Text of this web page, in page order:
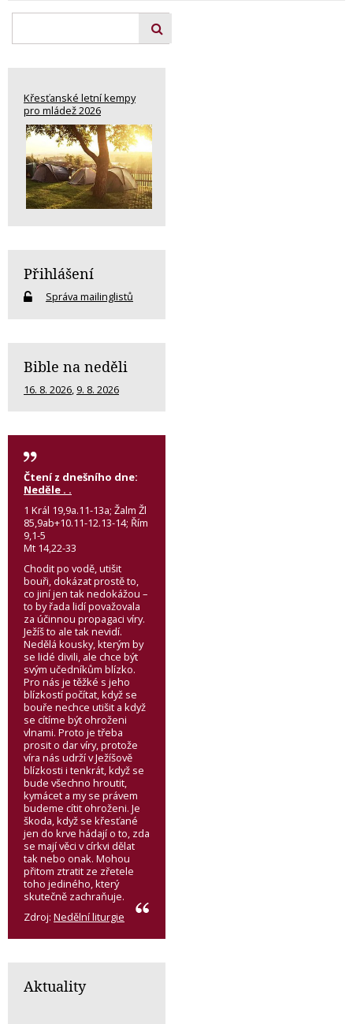
Křesťanské letní kempy
pro mládež 2026
Přihlášení
Správa mailinglistů
Bible na neděli
16. 8. 2026, 9. 8. 2026
Čtení z dnešního dne:
Neděle . .
1 Král 19,9a.11-13a; Žalm Žl
85,9ab+10.11-12.13-14; Řím
9,1-5
Mt 14,22-33
Chodit po vodě, utišit
bouři, dokázat prostě to,
co jiní jen tak nedokážou –
to by řada lidí považovala
za účinnou propagaci víry.
Ježíš to ale tak nevidí.
Nedělá kousky, kterým by
se lidé divili, ale chce být
svým učedníkům blízko.
Pro nás je těžké s jeho
blízkostí počítat, když se
bouře nechce utišit a když
se cítíme být ohroženi
vlnami. Proto je třeba
prosit o dar víry, protože
víra nás udrží v Ježíšově
blízkosti i tenkrát, když se
bude všechno hroutit,
kymácet a my se právem
budeme cítit ohroženi. Je
škoda, když se křesťané
jen do krve hádají o to, zda
se mají věci v církvi dělat
tak nebo onak. Mohou
přitom ztratit ze zřetele
toho jediného, který
skutečně zachraňuje.
Zdroj: Nedělní liturgie
Aktuality